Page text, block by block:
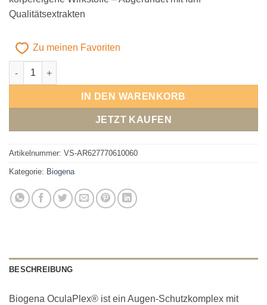
Qualitätsextrakten
Zu meinen Favoriten
Biogena OculaPlex® Menge
IN DEN WARENKORB
JETZT KAUFEN
Alternative:
Artikelnummer: VS-AR627770610060
Kategorie: Biogena
BESCHREIBUNG
Biogena OculaPlex® ist ein Augen-Schutzkomplex mit